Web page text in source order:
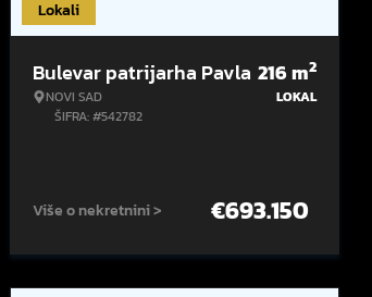
Lokali
Bulevar patrijarha Pavla
NOVI SAD
ŠIFRA: #542782
216m2
LOKAL
Više o nekretnini > €693.150